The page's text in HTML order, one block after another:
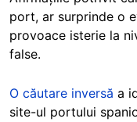
port, ar surprinde o
provoace isterie la
false.
O căutare inversă a
site-ul portului